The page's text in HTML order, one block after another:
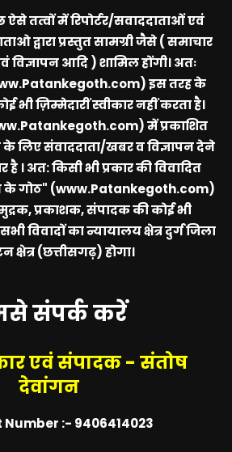
तत्वों में रिपोर्टर/सवाददाताओं एवं
द्वारा प्रस्तुत सामग्री जैसे ( समाचार
विज्ञापन आदि ) शामिल होंगी। अतः
इस तरह के
भी ज़िम्मेदारीं स्वीकार नहीं करता है।
में प्रकाशित
के लिए संवाददाता/खबर व विज्ञापन देने
है । अत: किसी भी प्रकार की विवादित
के गोठ" (www.Patankegoth.com)
प्रकाशक, संपादक की कोई भी
विवादों का न्यायालय क्षेत्र दुर्ग जिला
क्षेत्र (छत्तीसगढ़) होगा।
संपर्क करें
एवं संपादक - संतोष
देवांगन
:- 9406414023